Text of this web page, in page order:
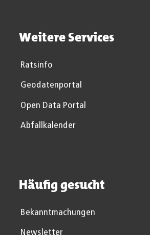
Weitere Services
Ratsinfo
Geodatenportal
Open Data Portal
Abfallkalender
Häufig gesucht
Bekanntmachungen
Newsletter